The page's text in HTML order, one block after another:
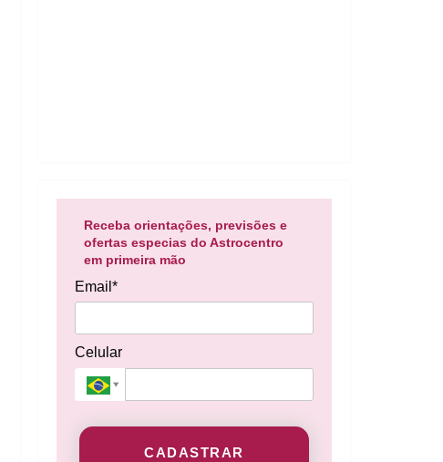
Receba orientações, previsões e
ofertas especias do Astrocentro
em primeira mão
Email*
Celular
CADASTRAR